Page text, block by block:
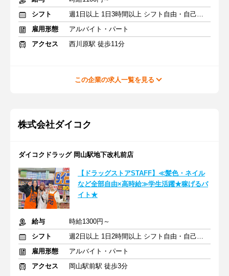
シフト
週1日以上 1日3時間以上 シフト自由・自己申告
雇用形態
アルバイト・パート
アクセス
西川原駅 徒歩11分
この企業の求人一覧を見る
株式会社ダイコク
ダイコクドラッグ 岡山駅地下改札前店
【ドラッグストアSTAFF】≪髪色・ネイル
など全部自由×高時給≫学生活躍★稼げるバ
イト★
給与
時給1300円～
シフト
週2日以上 1日2時間以上 シフト自由・自己申告
雇用形態
アルバイト・パート
アクセス
岡山駅前駅 徒歩3分